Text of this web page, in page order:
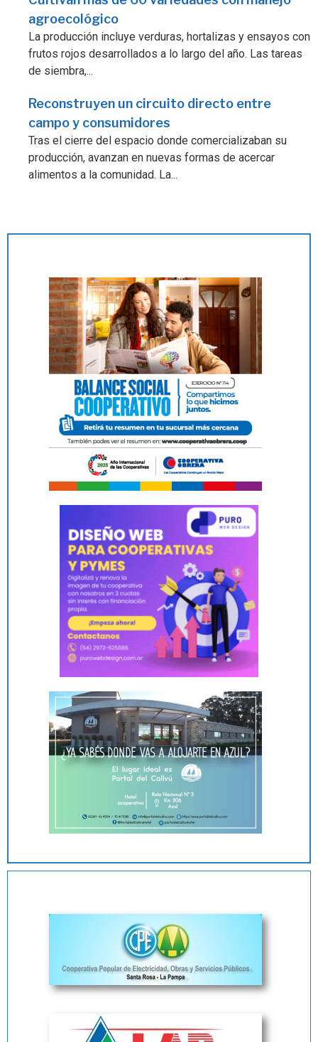
agroecológico
La producción incluye verduras, hortalizas y ensayos con
frutos rojos desarrollados a lo largo del año. Las tareas
de siembra,...
Reconstruyen un circuito directo entre
campo y consumidores
Tras el cierre del espacio donde comercializaban su
producción, avanzan en nuevas formas de acercar
alimentos a la comunidad. La...